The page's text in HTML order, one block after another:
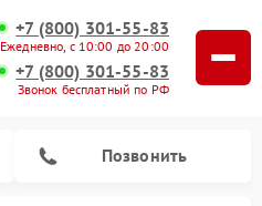
+7 (800) 301-55-83
Ежедневно, с 10:00 до 20:00
+7 (800) 301-55-83
Звонок бесплатный по РФ
Позвонить